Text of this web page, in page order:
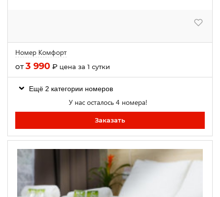
Номер Комфорт
от3 990 ₽ цена за 1 сутки
Ещё 2 категории номеров
У нас осталось 4 номера!
Заказать